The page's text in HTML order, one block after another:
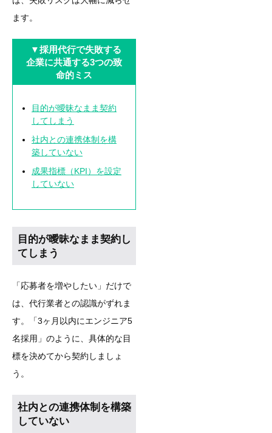
ます。
▼採用代行で失敗する
企業に共通する3つの致
命的ミス
目的が曖昧なまま契約
してしまう
社内との連携体制を構
築していない
成果指標（KPI）を設定
していない
目的が曖昧なまま契約し
てしまう
「応募者を増やしたい」だけで
は、代行業者との認識がずれま
す。「3ヶ月以内にエンジニア5
名採用」のように、具体的な目
標を決めてから契約しましょ
う。
社内との連携体制を構築
していない